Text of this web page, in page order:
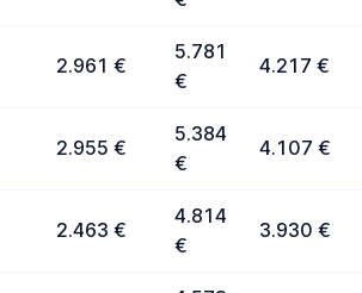
2.961 €
5.781
€
4.217 €
2.955 €
5.384
€
4.107 €
2.463 €
4.814
€
3.930 €